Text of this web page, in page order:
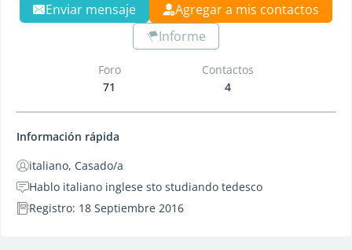
Enviar mensaje
Agregar a mis contactos
Informe
Foro
71
Contactos
4
Información rápida
italiano, Casado/a
Hablo italiano inglese sto studiando tedesco
Registro: 18 Septiembre 2016